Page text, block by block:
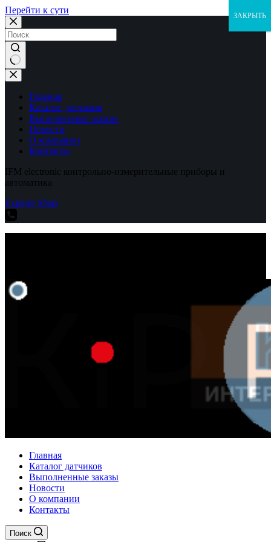
Перейти к сути
Ничего
не
найденоГлавная
Каталог датчиков
Выполненные заказы
Новости
О компании
Контакты
IFM electronic контрольно-измерительные приборы и
автоматика
Explore Shop
Главная
Каталог датчиков
Выполненные заказы
Новости
О компании
Контакты
Поиск
ЗАКРЫТЬ